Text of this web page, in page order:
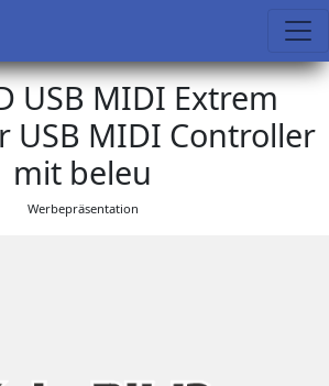
USB MIDI Extrem
USB MIDI Controller
mit beleu
Werbepräsentation